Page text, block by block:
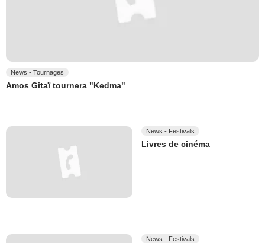
News - Tournages
Amos Gitaï tournera "Kedma"
News - Festivals
Livres de cinéma
News - Festivals